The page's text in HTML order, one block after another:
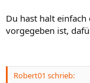
Du hast halt
vorgegeben ist,
Robert01 schrieb: